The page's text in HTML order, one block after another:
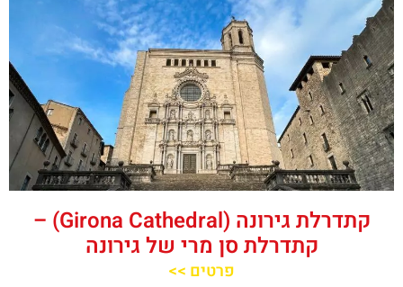
קתדרלת גירונה (Girona Cathedral) –
קתדרלת סן מרי של גירונה
פרטים >>